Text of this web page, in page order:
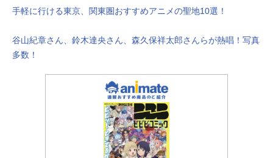
手軽に行ける東京、関東圏おすすめアニメの聖地10選！
谷山紀章さん、鈴木達央さん、森久保祥太郎さんらが熱唱！写真
多数！